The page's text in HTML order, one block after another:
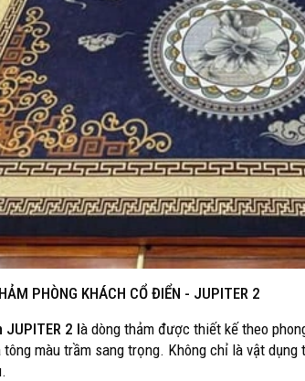
PHÒNG KHÁCH CỔ ĐIỂN - JUPITER 2
JUPITER 2 là dòng thảm được thiết kế theo
màu trầm sang trọng. Không chỉ là vật